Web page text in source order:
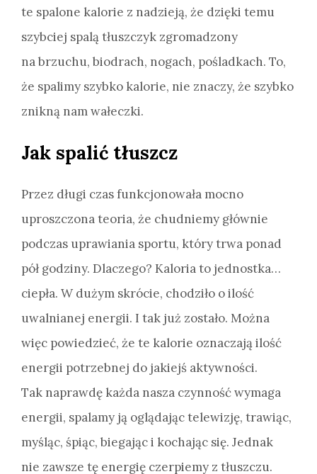
te spalone kalorie z nadzieją, że dzięki temu
szybciej spalą tłuszczyk zgromadzony
na brzuchu, biodrach, nogach, pośladkach. To,
że spalimy szybko kalorie, nie znaczy, że szybko
znikną nam wałeczki.
Jak spalić tłuszcz
Przez długi czas funkcjonowała mocno
uproszczona teoria, że chudniemy głównie
podczas uprawiania sportu, który trwa ponad
pół godziny. Dlaczego? Kaloria to jednostka…
ciepła. W dużym skrócie, chodziło o ilość
uwalnianej energii. I tak już zostało. Można
więc powiedzieć, że te kalorie oznaczają ilość
energii potrzebnej do jakiejś aktywności.
Tak naprawdę każda nasza czynność wymaga
energii, spalamy ją oglądając telewizję, trawiąc,
myśląc, śpiąc, biegając i kochając się. Jednak
nie zawsze tę energię czerpiemy z tłuszczu.